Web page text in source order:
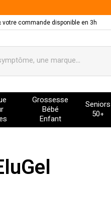
votre commande disponible en 3h
Grossesse
Bébé
Enfant
Seniors
50+